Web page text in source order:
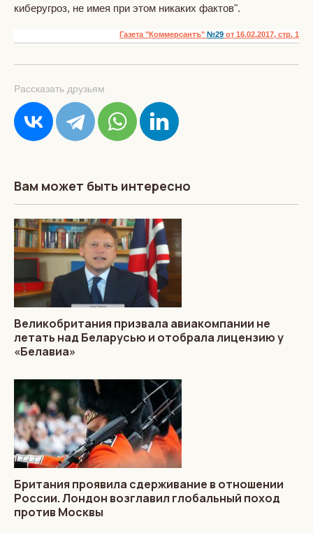
киберугроз, не имея при этом никаких фактов".
Газета "Коммерсантъ" №29 от 16.02.2017, стр. 1
Рассказать друзьям
Вам может быть интересно
Великобритания призвала авиакомпании не
летать над Беларусью и отобрала лицензию у
«Белавиа»
Британия проявила сдерживание в отношении
России. Лондон возглавил глобальный поход
против Москвы